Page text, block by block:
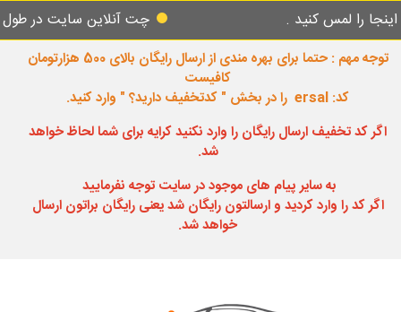
کنید . چت آنلاین سایت در طول شبانه
توجه مهم : حتما برای بهره مندی از ارسال رایگان بالای 500 هزارتومان
کافیست
کد: ersal را در بخش " کدتخفیف دارید؟ " وارد کنید.
اگر کد تخفیف ارسال رایگان را وارد نکنید کرایه برای شما لحاظ خواهد
شد.
به سایر پیام های موجود در سایت توجه نفرمایید
اگر کد را وارد کردید و ارسالتون رایگان شد یعنی رایگان براتون ارسال
خواهد شد.